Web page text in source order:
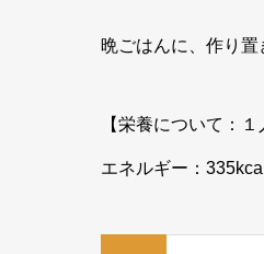
晩ごはんに、作り
【栄養について：１
エネルギー：